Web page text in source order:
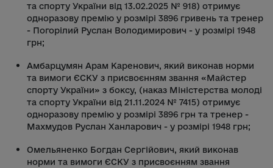
та спорту України від 13.02.2025 № 918) отримує
одноразову премію у розмірі 3896 гривень та тренер
- Погорілий Руслан Володимирович - у розмірі 1948
грн;
Амбарцумян Арам Каренович, який виконав норми
та вимоги ЄСКУ з присвоєнням звання «Майстер
спорту України» з боксу, (наказ Міністерства молоді
та спорту України від 21.11.2024 № 7415) отримує
одноразову премію у розмірі 3896 грн та тренер -
Махмудов Руслан Ханларович - у розмірі 1948 грн;
Омельяненко Богдан Сергійович, який виконав
норми та вимоги ЄСКУ з присвоєнням звання